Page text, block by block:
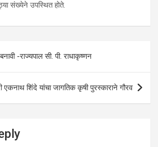
संख्येने उपस्थित होते.
-राज्यपाल सी. पी. राधाकृष्णन
एकनाथ शिंदे यांचा जागतिक कृषी पुरस्काराने गौरव